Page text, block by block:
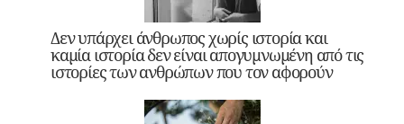
Δεν υπάρχει άνθρωπος χωρίς ιστορία και
καμία ιστορία δεν είναι απογυμνωμένη από τις
ιστορίες των ανθρώπων που τον αφορούν